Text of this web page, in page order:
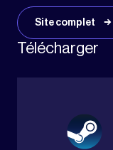
Site complet
Télécharger